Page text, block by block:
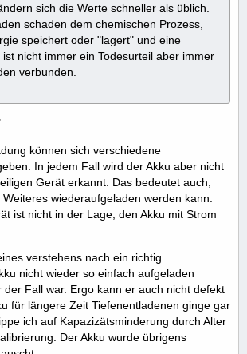
sich die Werte schneller als üblich.
schaden dem chemischen Prozess,
speichert oder "lagert" und eine
nicht immer ein Todesurteil aber immer
verbunden.
können sich verschiedene
In jedem Fall wird der Akku aber nicht
Gerät erkannt. Das bedeutet auch,
wiederaufgeladen werden kann.
ist nicht in der Lage, den Akku mit Strom
verstehens nach ein richtig
nicht wieder so einfach aufgeladen
der Fall war. Ergo kann er auch nicht defekt
für längere Zeit Tiefenentladenen ginge gar
ich auf Kapazizätsminderung durch Alter
Der Akku wurde übrigens